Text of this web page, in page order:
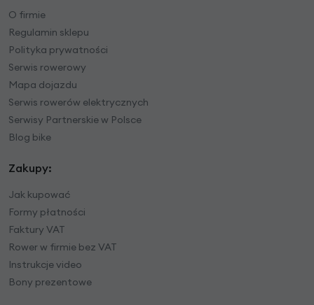
O firmie
Regulamin sklepu
Polityka prywatności
Serwis rowerowy
Mapa dojazdu
Serwis rowerów elektrycznych
Serwisy Partnerskie w Polsce
Blog bike
Zakupy:
Jak kupować
Formy płatności
Faktury VAT
Rower w firmie bez VAT
Instrukcje video
Bony prezentowe